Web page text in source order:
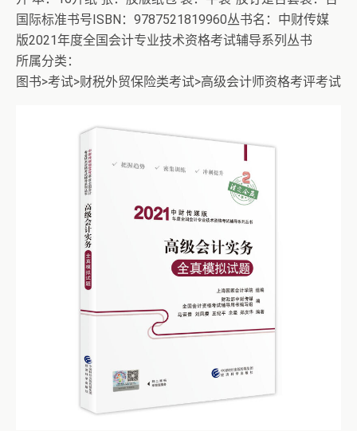
国际标准书号ISBN：9787521819960丛书名：中财传媒
版2021年度全国会计专业技术资格考试辅导系列丛书
所属分类：
图书>考试>财税外贸保险类考试>高级会计师资格考评考试